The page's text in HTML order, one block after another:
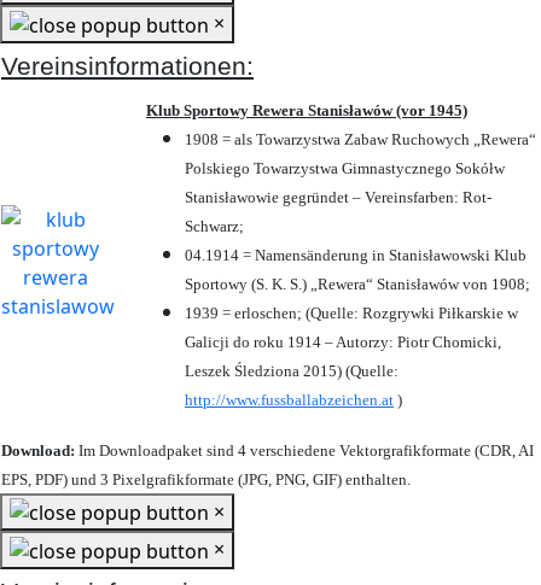
×
Vereinsinformationen:
Klub Sportowy Rewera Stanisławów (vor 1945)
1908 = als Towarzystwa Zabaw Ruchowych „Rewera“
Polskiego Towarzystwa Gimnastycznego Sokółw
Stanisławowie gegründet – Vereinsfarben: Rot-
Schwarz;
04.1914 = Namensänderung in Stanisławowski Klub
Sportowy (S. K. S.) „Rewera“ Stanisławów von 1908;
1939 = erloschen; (Quelle: Rozgrywki Piłkarskie w
Galicji do roku 1914 – Autorzy: Piotr Chomicki,
Leszek Śledziona 2015) (Quelle:
http://www.fussballabzeichen.at )
Download: Im Downloadpaket sind 4 verschiedene Vektorgrafikformate (CDR, AI
EPS, PDF) und 3 Pixelgrafikformate (JPG, PNG, GIF) enthalten.
×
×